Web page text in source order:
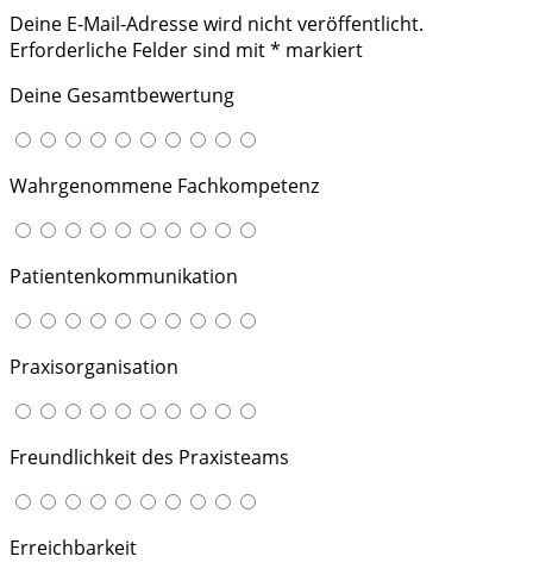
Deine E-Mail-Adresse wird nicht veröffentlicht.
Erforderliche Felder sind mit* markiert
Deine Gesamtbewertung
Wahrgenommene Fachkompetenz
Patientenkommunikation
Praxisorganisation
Freundlichkeit des Praxisteams
Erreichbarkeit